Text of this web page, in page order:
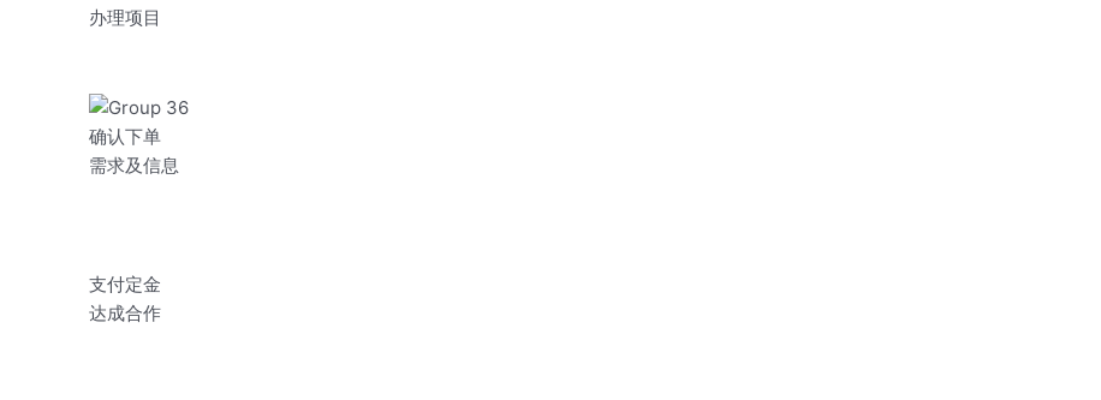
办理项目
确认下单
需求及信息
支付定金
达成合作